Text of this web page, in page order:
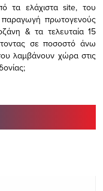
τα ελάχισταsite, του
πρωτογενούς
& τα τελευταία 15
σε ποσοστό άνω
λαμβάνουν χώρα στις